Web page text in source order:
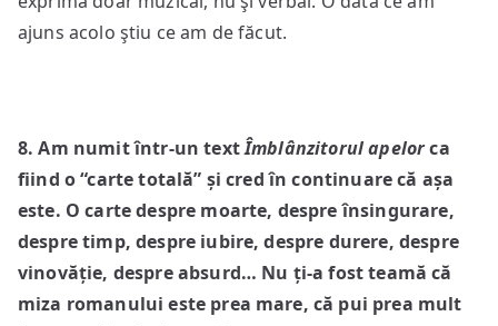
ajuns acolo ştiu ce am de făcut.
8. Am numit într-un textÎmblânzitorul apelorca
fiind o “carte totală” și cred în continuare că așa
este. O carte despre moarte, despre însingurare,
despre timp, despre iubire, despre durere, despre
vinovăție, despre absurd… Nu ți-a fost teamă că
miza romanului este prea mare, că pui prea mult